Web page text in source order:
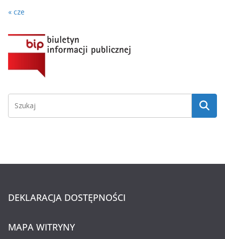
« cze
DEKLARACJA DOSTĘPNOŚCI
MAPA WITRYNY